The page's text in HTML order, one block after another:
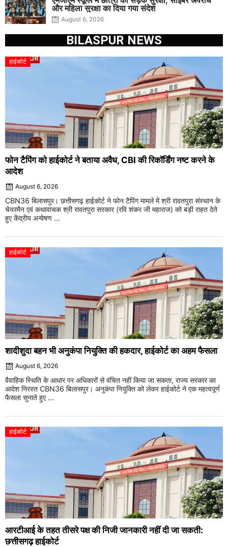
और महिला सुरक्षा का दिया गया संदेश
August 6, 2026
BILASPUR NEWS
हाईकोर्ट
फोन टैपिंग को हाईकोर्ट ने बताया अवैध, CBI की रिकॉर्डिंग नष्ट करने के
आदेश
August 6, 2026
CBN36 बिलासपुर। छत्तीसगढ़ हाईकोर्ट ने फोन टैपिंग मामले में श्री रावतपुरा संस्थान के
चेयरमैन एवं कथावाचक श्री रावतपुरा सरकार (रवि शंकर जी महाराज) को बड़ी राहत देते
हुए केंद्रीय अन्वेषण ...
हाईकोर्ट
शादीशुदा बहन भी अनुकंपा नियुक्ति की हकदार, हाईकोर्ट का अहम फैसला
August 6, 2026
वैवाहिक स्थिति के आधार पर अधिकारों से वंचित नहीं किया जा सकता, राज्य सरकार का
आदेश निरस्त CBN36 बिलासपुर। अनुकंपा नियुक्ति को लेकर हाईकोर्ट ने एक महत्वपूर्ण
फैसला सुनाते हुए ...
हाईकोर्ट
आरटीआई के तहत तीसरे पक्ष की निजी जानकारी नहीं दी जा सकती:
छत्तीसगढ़ हाईकोर्ट